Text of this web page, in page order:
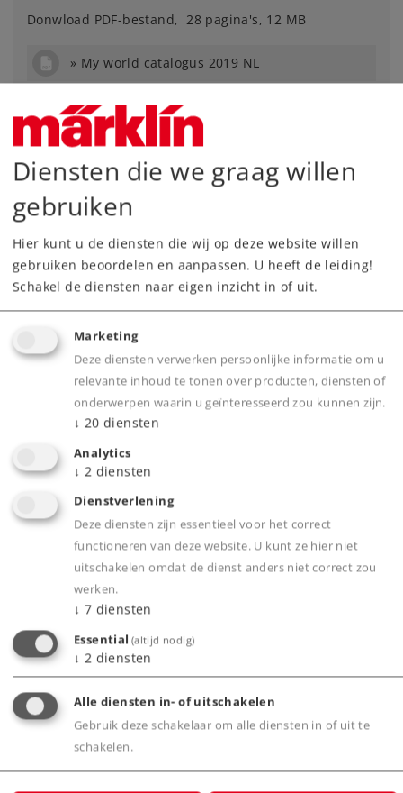
Donwload PDF-bestand, 28 pagina's, 12 MB
My world catalogus 2019 NL
Start up catalogus 2019
Diensten die we graag willen
gebruiken
Hier kunt u de diensten die wij op deze website willen
gebruiken beoordelen en aanpassen. U heeft de leiding!
Schakel de diensten naar eigen inzicht in of uit.
Marketing
Deze diensten verwerken persoonlijke informatie om u
relevante inhoud te tonen over producten, diensten of
onderwerpen waarin u geïnteresseerd zou kunnen zijn.
↓ 20 diensten
Analytics
↓ 2 diensten
Dienstverlening
Deze diensten zijn essentieel voor het correct
functioneren van deze website. U kunt ze hier niet
uitschakelen omdat de dienst anders niet correct zou
werken.
↓ 7 diensten
Essential (altijd nodig)
↓ 2 diensten
Alle diensten in- of uitschakelen
Gebruik deze schakelaar om alle diensten in of uit te
schakelen.